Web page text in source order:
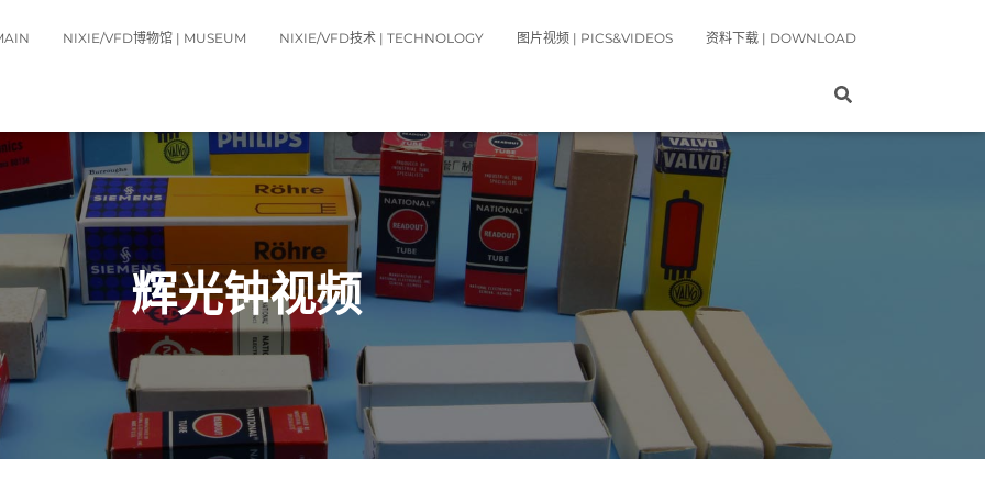
NIXIE/VFD博物馆 | MUSEUM NIXIE/VFD技术 | TECHNOLOGY 图片视频 | PICS&VIDEOS 资料下载 | DOWNLOAD
辉光钟视频